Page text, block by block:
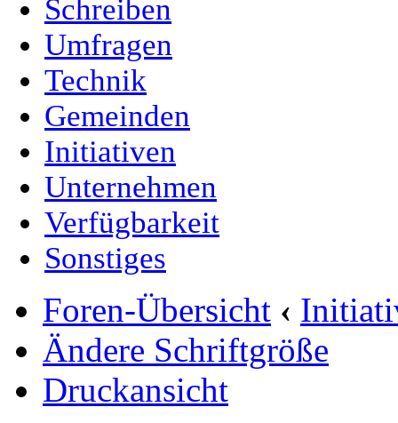
Schreiben
Umfragen
Technik
Gemeinden
Initiativen
Unternehmen
Verfügbarkeit
Sonstiges
Foren-Übersicht ‹
Ändere Schriftgröße
Druckansicht